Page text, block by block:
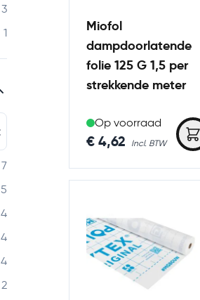
3products available
1products available
7products available
5
4products available
4products available
4products available
2products available
Miofol
dampdoorlatende
folie 125 G 1,5 per
strekkende meter
Op voorraad
€ 4,62